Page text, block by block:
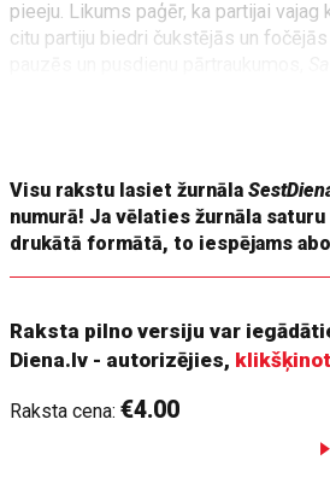
pieeju. Likums paģēr, ka partijai vajag
citu partiju biedri čukstējās un
Visu rakstu lasiet žurnāla
numurā! Ja vēlaties žurnāla
drukātā formātā, to iespējams
Raksta pilno versiju var
Diena.lv - autorizējies,
Raksta cena:€4.00